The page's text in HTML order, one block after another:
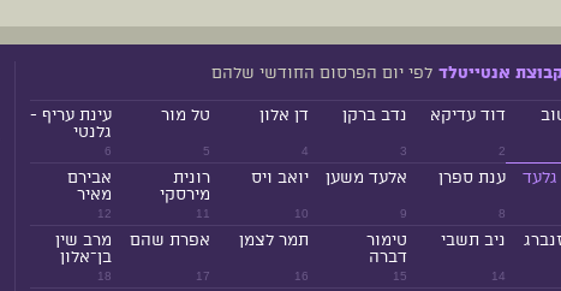
אנטייטלד לפי יום הפרסום החודשי שלהם
2
דוד עדיקא
3
נדב ברקן
4
דן אלון
5
טל מור
6
עינת עריף -
גלנטי
גלעד
8
ענת ספרן
9
אלעד משען
10
יואב ויס
11
רונית
מירסקי
12
אבירם
מאיר
14
ניב תשבי
15
טימור
דברה
16
תמר לצמן
17
אפרת שהם
18
מרב שין
בן־אלון